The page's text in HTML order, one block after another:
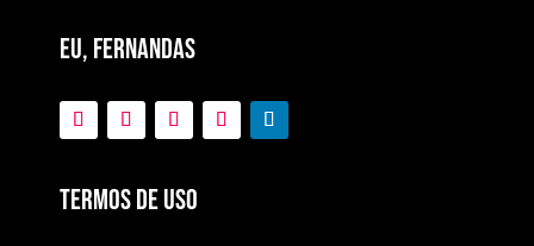
EU, FERNANDAS
Termos de Uso